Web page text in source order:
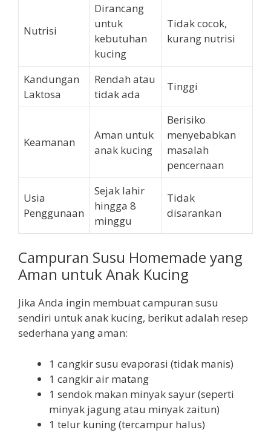
Nutrisi
Dirancang
untuk
kebutuhan
kucing
Tidak cocok,
kurang nutrisi
Kandungan
Laktosa
Rendah atau
tidak ada
Tinggi
Keamanan
Aman untuk
anak kucing
Berisiko
menyebabkan
masalah
pencernaan
Usia
Penggunaan
Sejak lahir
hingga 8
minggu
Tidak
disarankan
Campuran Susu Homemade yang
Aman untuk Anak Kucing
Jika Anda ingin membuat campuran susu
sendiri untuk anak kucing, berikut adalah resep
sederhana yang aman:
1 cangkir susu evaporasi (tidak manis)
1 cangkir air matang
1 sendok makan minyak sayur (seperti
minyak jagung atau minyak zaitun)
1 telur kuning (tercampur halus)